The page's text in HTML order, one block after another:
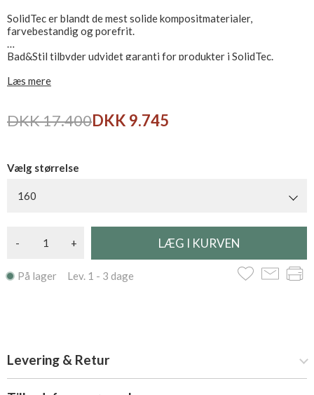
SolidTec er blandt de mest solide kompositmaterialer,
farvebestandig og porefrit.
Bad&Stil tilbyder udvidet garanti for produkter i SolidTec.
Leveres ekskl. bundventil, bestilles seperat.
Læs mere
DKK 17.400DKK 9.745
Vælg størrelse
160
- +
På lager Lev. 1 - 3 dage
Levering & Retur